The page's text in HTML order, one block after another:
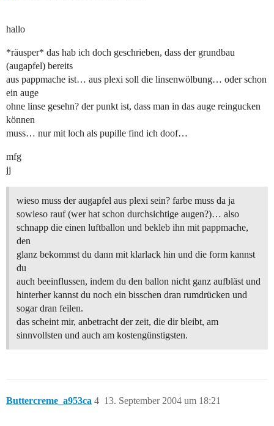
hallo
*räusper* das hab ich doch geschrieben, dass der grundbau
(augapfel) bereits
aus pappmache ist… aus plexi soll die linsenwölbung… oder schon
ein auge
ohne linse gesehn? der punkt ist, dass man in das auge reingucken
können
muss… nur mit loch als pupille find ich doof…
mfg
jj
wieso muss der augapfel aus plexi sein? farbe muss da ja
sowieso rauf (wer hat schon durchsichtige augen?)… also
schnapp die einen luftballon und bekleb ihn mit pappmache,
den
glanz bekommst du dann mit klarlack hin und die form kannst
du
auch beeinflussen, indem du den ballon nicht ganz aufbläst und
hinterher kannst du noch ein bisschen dran rumdrücken und
sogar dran feilen.
das scheint mir, anbetracht der zeit, die dir bleibt, am
sinnvollsten und auch am kostengünstigsten.
Buttercreme_a953ca 13. September 2004 um 18:21
4